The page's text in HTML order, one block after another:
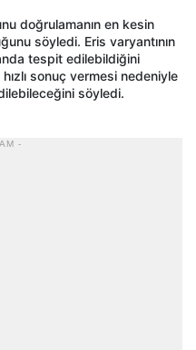
doğrulamanın en kesin
söyledi. Eris varyantının
tespit edilebildiğini
hızlı sonuç vermesi nedeniyle
söyledi.
-